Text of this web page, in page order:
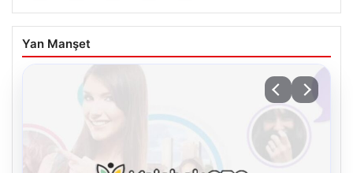
Yan Manşet